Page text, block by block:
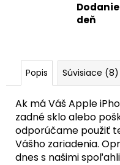
deň
Popis Súvisiace (8)
Ak má Váš Apple
zadné sklo alebo
odporúčame použiť
Vášho zariadenia.
dnes s našimi
Pôvodne:
68,90
€